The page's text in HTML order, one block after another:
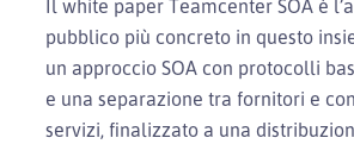
Il white paper Teamcenter SOA è
pubblico più concreto in questo
un approccio SOA con protocolli
e una separazione tra fornitori e
servizi, finalizzato a una